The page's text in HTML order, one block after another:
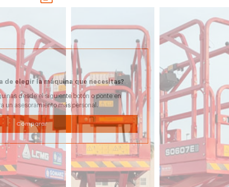
de elegir la máquina que necesitas?
desde el siguiente botón o ponte en
un asesoramiento más personal.
Comparar